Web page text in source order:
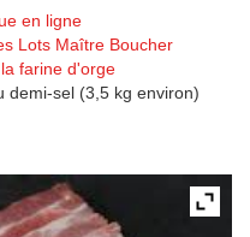
en ligne
Lots Maître Boucher
farine d'orge
demi-sel (3,5 kg environ)